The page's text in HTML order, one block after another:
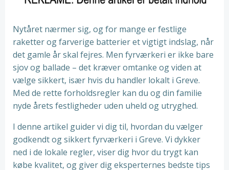
Nytåret nærmer sig, og for mange er festlige
raketter og farverige batterier et vigtigt indslag, når
det gamle år skal fejres. Men fyrværkeri er ikke bare
sjov og ballade – det kræver omtanke og viden at
vælge sikkert, især hvis du handler lokalt i Greve.
Med de rette forholdsregler kan du og din familie
nyde årets festligheder uden uheld og utryghed.
I denne artikel guider vi dig til, hvordan du vælger
godkendt og sikkert fyrværkeri i Greve. Vi dykker
ned i de lokale regler, viser dig hvor du trygt kan
købe kvalitet, og giver dig eksperternes bedste tips